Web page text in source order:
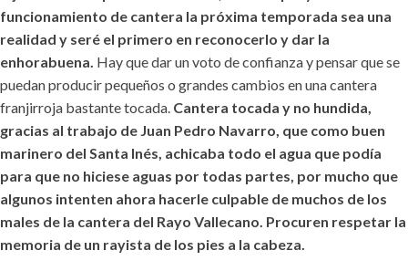
funcionamiento de cantera la próxima temporada sea una
realidad y seré el primero en reconocerlo y dar la
enhorabuena. Hay que dar un voto de confianza y pensar que se
puedan producir pequeños o grandes cambios en una cantera
franjirroja bastante tocada. Cantera tocada y no hundida,
gracias al trabajo de Juan Pedro Navarro, que como buen
marinero del Santa Inés, achicaba todo el agua que podía
para que no hiciese aguas por todas partes, por mucho que
algunos intenten ahora hacerle culpable de muchos de los
males de la cantera del Rayo Vallecano. Procuren respetar la
memoria de un rayista de los pies a la cabeza.